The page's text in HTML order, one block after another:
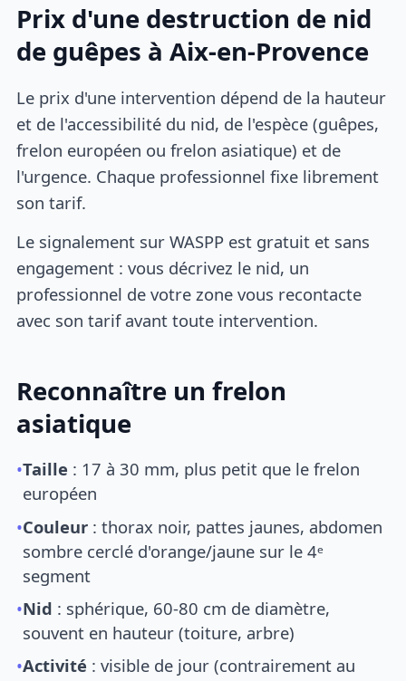
Prix d'une destruction de nid
de guêpes à Aix-en-Provence
Le prix d'une intervention dépend de la hauteur
et de l'accessibilité du nid, de l'espèce (guêpes,
frelon européen ou frelon asiatique) et de
l'urgence. Chaque professionnel fixe librement
son tarif.
Le signalement sur WASPP est gratuit et sans
engagement : vous décrivez le nid, un
professionnel de votre zone vous recontacte
avec son tarif avant toute intervention.
Reconnaître un frelon
asiatique
•Taille : 17 à 30 mm, plus petit que le frelon
européen
•Couleur : thorax noir, pattes jaunes, abdomen
sombre cerclé d'orange/jaune sur le 4ᵉ
segment
•Nid : sphérique, 60-80 cm de diamètre,
souvent en hauteur (toiture, arbre)
•Activité : visible de jour (contrairement au